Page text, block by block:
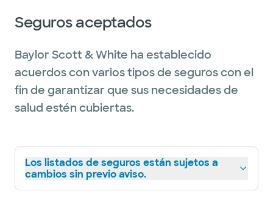
Seguros aceptados
Baylor Scott & White ha establecido
acuerdos con varios tipos de seguros con el
fin de garantizar que sus necesidades de
salud estén cubiertas.
Los listados de seguros están sujetos a
cambios sin previo aviso.